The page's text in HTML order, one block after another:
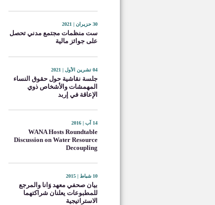
30 حزيران | 2021
ست منظمات مجتمع مدني تحصل
على جوائز مالية
04 تشرين الأول | 2021
جلسة نقاشية حول حقوق النساء
المهمشات والأشخاص ذوي
الإعاقة في إربد
14 آب | 2016
WANA Hosts Roundtable
Discussion on Water Resource
Decoupling
10 شباط | 2015
بيان صحفي معهد وَانا والمرجع
للمطبوعات يعلنان شراكتهما
الاستراتيجية